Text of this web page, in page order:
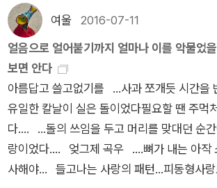
있는 것은 바로 뺄셈이라고 생각한다. 빼야지
것. 눈물 역시 흘려야지만 우리 인생을 풍부하
것. 그래서 빼기에 해당하는 눈물은 삶을 더하
는 생각을 한다. 꼭 그렇게 해석할 필요는 없겠
들어서 떠나지 않으니, 나는 그렇게 생각하기
셈으로 인한 덧셈이 나온다. '고독에 대한 해
기가 어떻게 더하기가 되는지 알 수 있다. 고
석기 시대 활을 처음 발명한 자는한밤중 고양
는 걸유심히 보아두었을지 모른다 저 미지를
과거를 이야기하는 나이가 되었다. 엄마에 대
랐다. 언니와 내가 기억하는 엄마는 한 번도
지 않았는데 남동생은 엄마한테 많이 혼나고
했다. 딸 셋을 낳고 얻은 막내아들이라서(오빠
하나 더 원했기에) 온갖 귀여움을 독차지했
이 부렸다. 우리는 자주 울었던 동생에 대해
야기는 “엄마 살아 계실 때는 하지 않았던 말
시니 하고 있네, 엄마 보고 싶네”로 끝이 났다.
하고 추억하는 시간, 명절이라 그랬을까. ‘엄
여울 2016-07-11
얼음으로 얼어붙기까지 얼마나 이를 악물었
보면 안다
아름답고 쓸고없기를 ...사과 쪼개듯 시간을 반토막 낼 줄 아는
유일한 칼날이 실은 돌이었다필요할 땐 주먹
다.... ...돌의 쓰임을 두고 머리를 맞대던 순간이그러고 보면 사
랑이었다.... 엊그제 곡우 ....뼈가 내는 아작 소리를 아삭하게 묘
사해야... 들고나는 사랑의 패턴...피동형사랑도 일종의 달리자